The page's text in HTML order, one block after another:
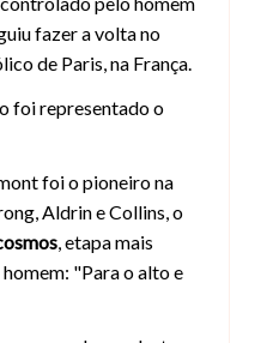
fazer a volta no
de Paris, na França.
foi representado o
foi o pioneiro na
Aldrin e Collins, o
, etapa mais
"Para o alto e